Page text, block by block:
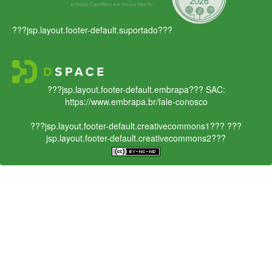
???jsp.layout.footer-default.suportado???
???jsp.layout.footer-default.embrapa??? SAC:
https://www.embrapa.br/fale-conosco
???jsp.layout.footer-default.creativecommons1??? ???
jsp.layout.footer-default.creativecommons2???